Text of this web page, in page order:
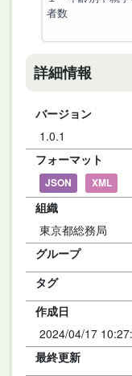
者数
詳細情報
バージョン
1.0.1
フォーマット
JSON XML
組織
東京都総務局
グループ
タグ
作成日
2024/04/17
最終更新